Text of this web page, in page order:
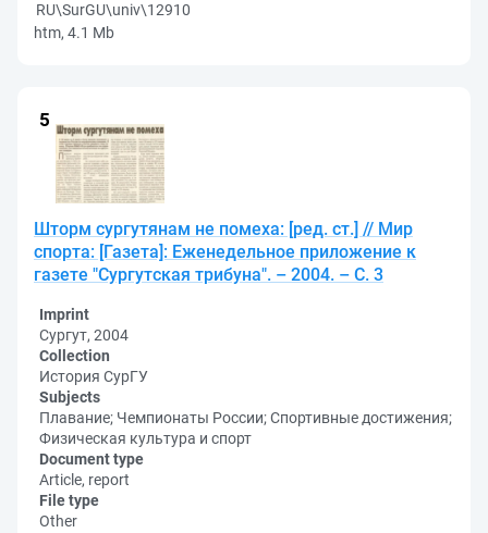
RU\SurGU\univ\12910
htm, 4.1 Mb
Шторм сургутянам не помеха: [ред. ст.] // Мир
спорта: [Газета]: Еженедельное приложение к
газете "Сургутская трибуна". – 2004. – С. 3
Imprint
Сургут, 2004
Collection
История СурГУ
Subjects
Плавание; Чемпионаты России; Спортивные достижения;
Физическая культура и спорт
Document type
Article, report
File type
Other